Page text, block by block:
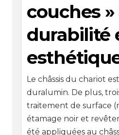
couches
durabilité
Le châssis du chariot
duralumin. De plus,
traitement de surface
étamage noir et
été appliquées au